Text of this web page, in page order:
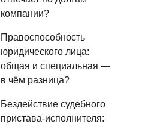
компании?
Правоспособность
юридического лица:
общая и специальная —
в чём разница?
Бездействие судебного
пристава-исполнителя: